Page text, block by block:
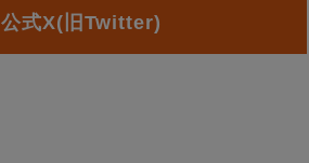
公式X(旧Twitter)